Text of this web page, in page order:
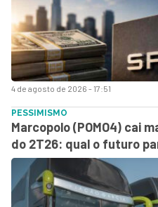
4 de agosto de 2026 - 17:51
PESSIMISMO
Marcopolo (POMO4) cai
do 2T26: qual o futuro